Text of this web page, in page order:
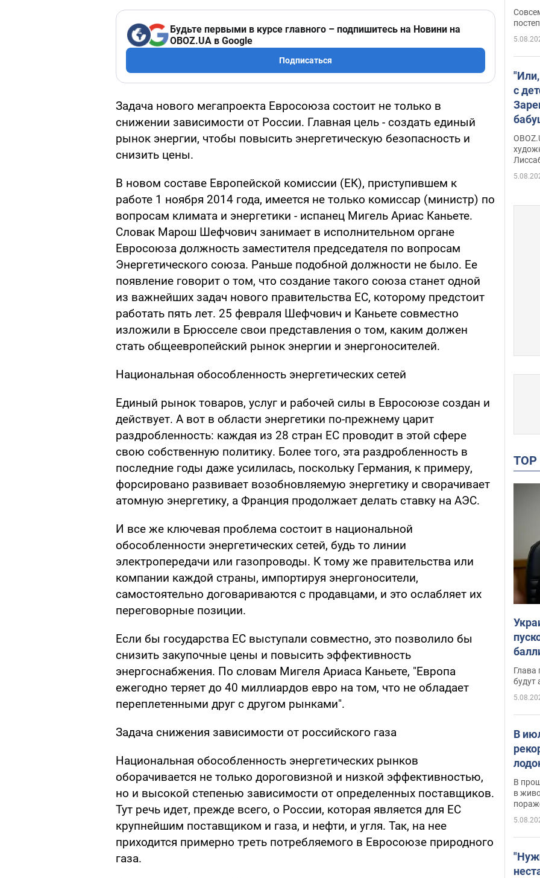
Будьте первыми в курсе главного – подпишитесь на Новини на
OBOZ.UA в Google
Подписаться
Задача нового мегапроекта Евросоюза состоит не только в
снижении зависимости от России. Главная цель - создать единый
рынок энергии, чтобы повысить энергетическую безопасность и
снизить цены.
В новом составе Европейской комиссии (ЕК), приступившем к
работе 1 ноября 2014 года, имеется не только комиссар (министр) по
вопросам климата и энергетики - испанец Мигель Ариас Каньете.
Словак Марош Шефчович занимает в исполнительном органе
Евросоюза должность заместителя председателя по вопросам
Энергетического союза. Раньше подобной должности не было. Ее
появление говорит о том, что создание такого союза станет одной
из важнейших задач нового правительства ЕС, которому предстоит
работать пять лет. 25 февраля Шефчович и Каньете совместно
изложили в Брюсселе свои представления о том, каким должен
стать общеевропейский рынок энергии и энергоносителей.
Национальная обособленность энергетических сетей
Единый рынок товаров, услуг и рабочей силы в Евросоюзе создан и
действует. А вот в области энергетики по-прежнему царит
раздробленность: каждая из 28 стран ЕС проводит в этой сфере
свою собственную политику. Более того, эта раздробленность в
последние годы даже усилилась, поскольку Германия, к примеру,
форсировано развивает возобновляемую энергетику и сворачивает
атомную энергетику, а Франция продолжает делать ставку на АЭС.
И все же ключевая проблема состоит в национальной
обособленности энергетических сетей, будь то линии
электропередачи или газопроводы. К тому же правительства или
компании каждой страны, импортируя энергоносители,
самостоятельно договариваются с продавцами, и это ослабляет их
переговорные позиции.
Если бы государства ЕС выступали совместно, это позволило бы
снизить закупочные цены и повысить эффективность
энергоснабжения. По словам Мигеля Ариаса Каньете, "Европа
ежегодно теряет до 40 миллиардов евро на том, что не обладает
переплетенными друг с другом рынками".
Задача снижения зависимости от российского газа
Национальная обособленность энергетических рынков
оборачивается не только дороговизной и низкой эффективностью,
но и высокой степенью зависимости от определенных поставщиков.
Тут речь идет, прежде всего, о России, которая является для ЕС
крупнейшим поставщиком и газа, и нефти, и угля. Так, на нее
приходится примерно треть потребляемого в Евросоюзе природного
газа.
с
сына
Глава
будут
В
В
в